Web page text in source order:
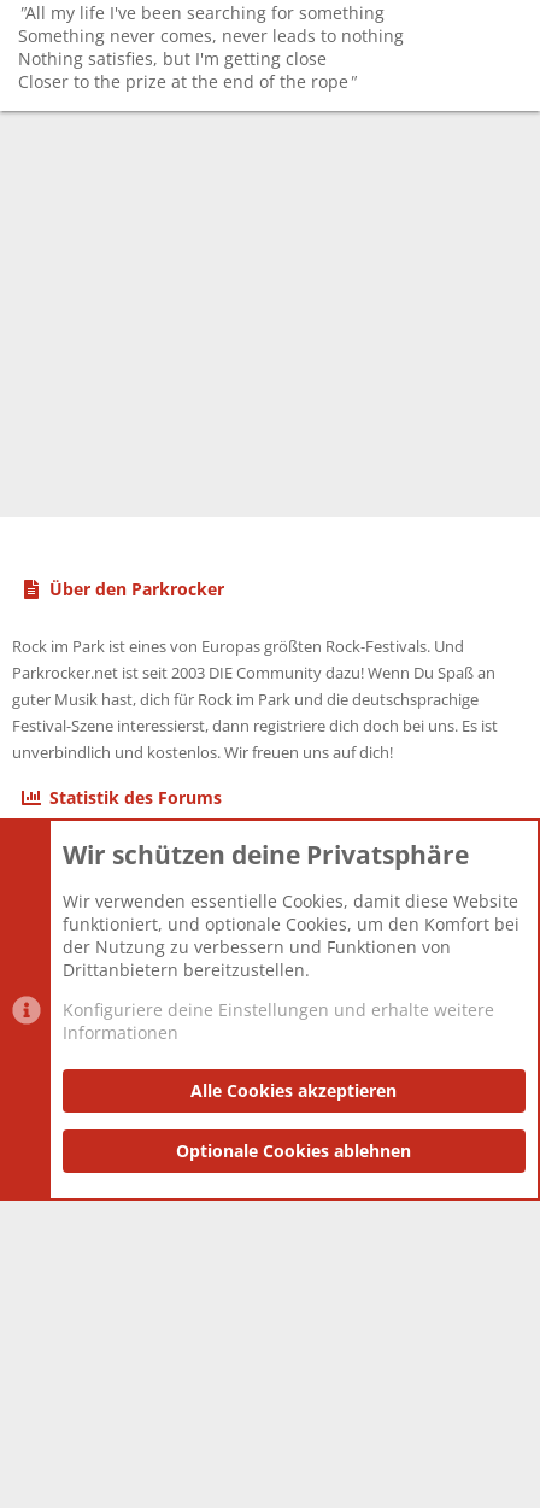
"All my life I've been searching for something
Something never comes, never leads to nothing
Nothing satisfies, but I'm getting close
Closer to the prize at the end of the rope "
Über den Parkrocker
Rock im Park ist eines von Europas größten Rock-Festivals. Und
Parkrocker.net ist seit 2003 DIE Community dazu! Wenn Du Spaß an
guter Musik hast, dich für Rock im Park und die deutschsprachige
Festival-Szene interessierst, dann registriere dich doch bei uns. Es ist
unverbindlich und kostenlos. Wir freuen uns auf dich!
Statistik des Forums
Themen
Mitglieder
12.425
Neuestes Mitglied
Toddster85
Datenschutzerklärung Impressum
Community platform by XenForo® © 2010-2025 XenForo Ltd.
and add-ons by ThemeHouse
Wir schützen deine Privatsphäre
Wir verwenden essentielle Cookies, damit diese Website
funktioniert, und optionale Cookies, um den Komfort bei
der Nutzung zu verbessern und Funktionen von
Drittanbietern bereitzustellen.
Konfiguriere deine Einstellungen und erhalte weitere
Informationen
Alle Cookies akzeptieren
Optionale Cookies ablehnen